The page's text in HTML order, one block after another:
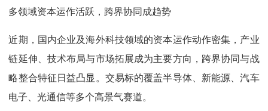
多领域资本运作活跃，跨界协同成趋势
近期，国内企业及海外科技领域的资本运作动作密集，产业
链延伸、技术布局与市场拓展成为主要方向，跨界协同与战
略整合特征日益凸显。交易标的覆盖半导体、新能源、汽车
电子、光通信等多个高景气赛道。